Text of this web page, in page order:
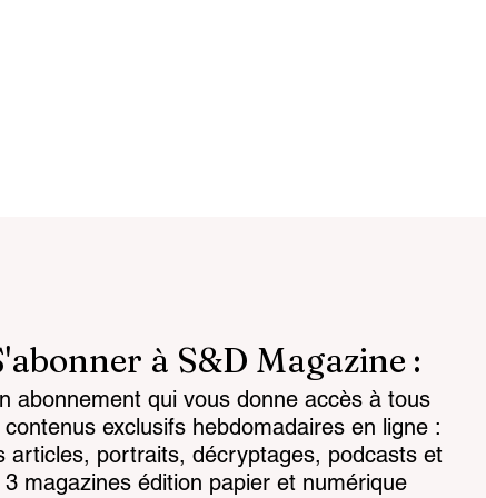
the
the mind
Chemical regulations:
challenge facing land-
based armaments
à S&D Magazine :
abonnement qui vous donne accès à tous
contenus exclusifs hebdomadaires en ligne :
articles, portraits, décryptages, podcasts et
3 magazines édition papier et numérique